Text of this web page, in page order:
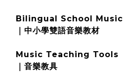
Bilingual School Music
｜中小學雙語音樂教材
Music Teaching Tools
｜音樂教具